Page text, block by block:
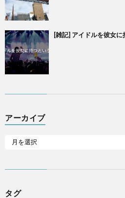
[雑記] アイドルを彼女に
アーカイブ
タグ